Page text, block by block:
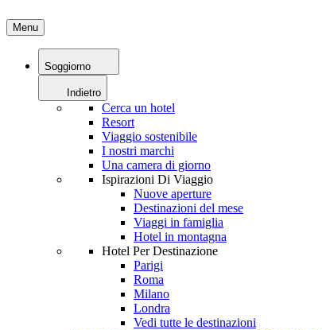
Menu
Soggiorno
Indietro
Cerca un hotel
Resort
Viaggio sostenibile
I nostri marchi
Una camera di giorno
Ispirazioni Di Viaggio
Nuove aperture
Destinazioni del mese
Viaggi in famiglia
Hotel in montagna
Hotel Per Destinazione
Parigi
Roma
Milano
Londra
Vedi tutte le destinazioni